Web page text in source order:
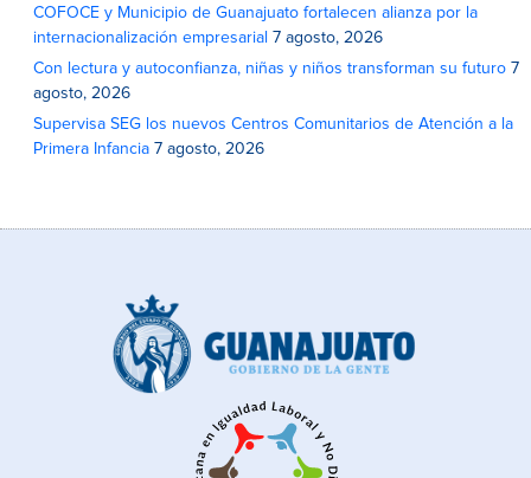
COFOCE y Municipio de Guanajuato fortalecen alianza por la
internacionalización empresarial 7 agosto, 2026
Con lectura y autoconfianza, niñas y niños transforman su futuro 7
agosto, 2026
Supervisa SEG los nuevos Centros Comunitarios de Atención a la
Primera Infancia 7 agosto, 2026